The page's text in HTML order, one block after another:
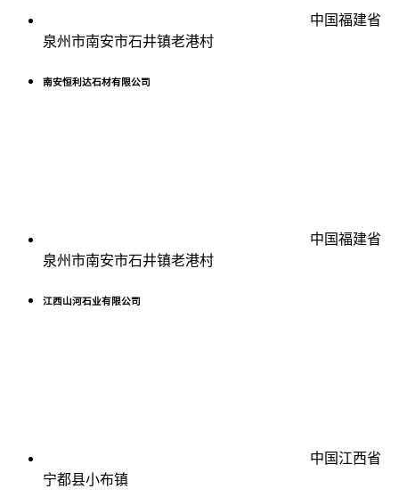
中国福建省
泉州市南安市石井镇老港村
南安恒利达石材有限公司
中国福建省
泉州市南安市石井镇老港村
江西山河石业有限公司
中国江西省
宁都县小布镇